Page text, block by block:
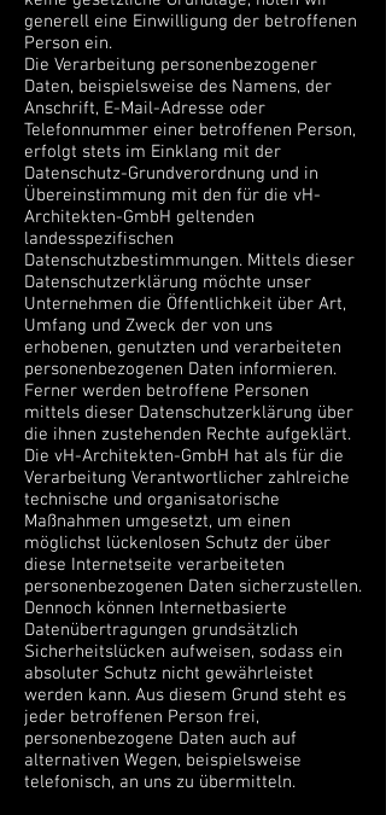
generell eine Einwilligung der betroffenen
Person ein.
Die Verarbeitung personenbezogener
Daten, beispielsweise des Namens, der
Anschrift, E-Mail-Adresse oder
Telefonnummer einer betroffenen Person,
erfolgt stets im Einklang mit der
Datenschutz-Grundverordnung und in
Übereinstimmung mit den für die vH-
Architekten-GmbH geltenden
landesspezifischen
Datenschutzbestimmungen. Mittels dieser
Datenschutzerklärung möchte unser
Unternehmen die Öffentlichkeit über Art,
Umfang und Zweck der von uns
erhobenen, genutzten und verarbeiteten
personenbezogenen Daten informieren.
Ferner werden betroffene Personen
mittels dieser Datenschutzerklärung über
die ihnen zustehenden Rechte aufgeklärt.
Die vH-Architekten-GmbH hat als für die
Verarbeitung Verantwortlicher zahlreiche
technische und organisatorische
Maßnahmen umgesetzt, um einen
möglichst lückenlosen Schutz der über
diese Internetseite verarbeiteten
personenbezogenen Daten sicherzustellen.
Dennoch können Internetbasierte
Datenübertragungen grundsätzlich
Sicherheitslücken aufweisen, sodass ein
absoluter Schutz nicht gewährleistet
werden kann. Aus diesem Grund steht es
jeder betroffenen Person frei,
personenbezogene Daten auch auf
alternativen Wegen, beispielsweise
telefonisch, an uns zu übermitteln.